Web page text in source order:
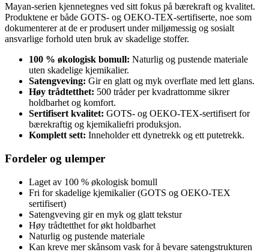
Mayan-serien kjennetegnes ved sitt fokus på bærekraft og kvalitet.
Produktene er både GOTS- og OEKO-TEX-sertifiserte, noe som
dokumenterer at de er produsert under miljømessig og sosialt
ansvarlige forhold uten bruk av skadelige stoffer.
100 % økologisk bomull: Naturlig og pustende materiale
uten skadelige kjemikalier.
Satengveving: Gir en glatt og myk overflate med lett glans.
Høy trådtetthet: 500 tråder per kvadrattomme sikrer
holdbarhet og komfort.
Sertifisert kvalitet: GOTS- og OEKO-TEX-sertifisert for
bærekraftig og kjemikaliefri produksjon.
Komplett sett: Inneholder ett dynetrekk og ett putetrekk.
Fordeler og ulemper
Laget av 100 % økologisk bomull
Fri for skadelige kjemikalier (GOTS og OEKO-TEX
sertifisert)
Satengveving gir en myk og glatt tekstur
Høy trådtetthet for økt holdbarhet
Naturlig og pustende materiale
Kan kreve mer skånsom vask for å bevare satengstrukturen